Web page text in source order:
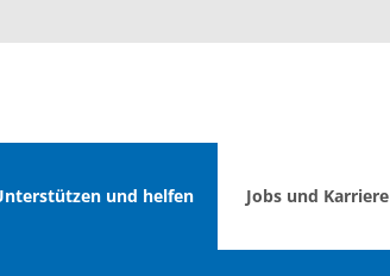
und helfen Jobs und Karriere